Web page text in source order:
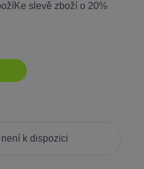
slevě zboží o 20%
k dispozici